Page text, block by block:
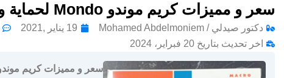
سعر و مميزات كريم موندو Mondo لحماية و ترطيب و تجديد خلايا الجلد
دكتور صيدلي / Mohamed Abdelmoniem 19 يناير ,2021
اخر تحديث بتاريخ 20 فبراير، 2024